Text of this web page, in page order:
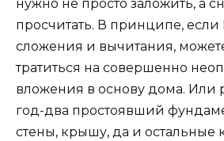
нужно не просто заложить, а
просчитать. В принципе,
сложения и вычитания,
тратиться на совершенно
вложения в основу дома. Или
год-два простоявший
стены, крышу, да и остальные